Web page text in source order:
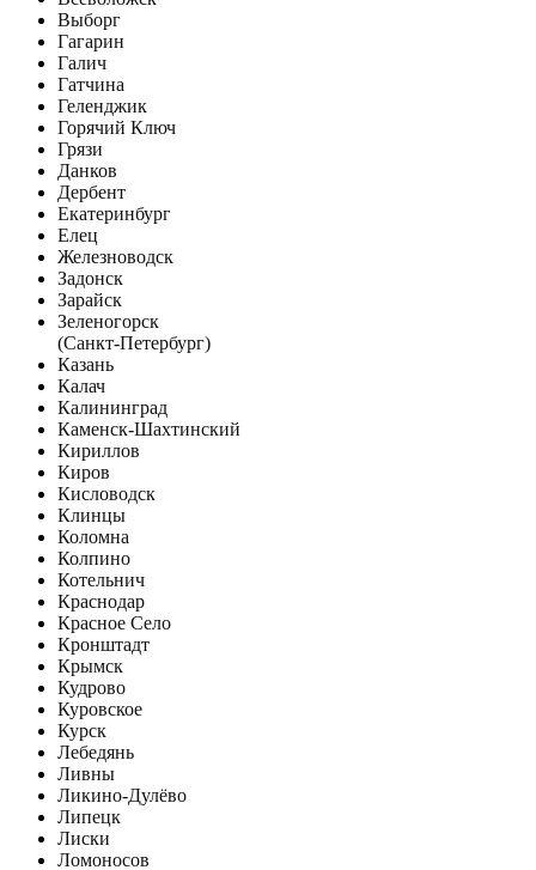
Выборг
Гагарин
Галич
Гатчина
Геленджик
Горячий Ключ
Грязи
Данков
Дербент
Екатеринбург
Елец
Железноводск
Задонск
Зарайск
Зеленогорск
(Санкт-Петербург)
Казань
Калач
Калининград
Каменск-Шахтинский
Кириллов
Киров
Кисловодск
Клинцы
Коломна
Колпино
Котельнич
Краснодар
Красное Село
Кронштадт
Крымск
Кудрово
Куровское
Курск
Лебедянь
Ливны
Ликино-Дулёво
Липецк
Лиски
Ломоносов